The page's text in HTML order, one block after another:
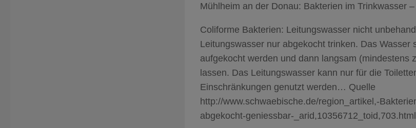
Mühlheim an der Donau: Bakterien im Trinkwasser
Coliforme Bakterien: Leitungswasser nicht
Leitungswasser nur abgekocht trinken. Das Wasser
aufgekocht werden und dann langsam (mindestens
lassen. Das Leitungswasser kann nur für die
Einschränkungen genutzt werden… Quelle
http://www.schwaebische.de/region_artikel,-
abgekocht-geniessbar-